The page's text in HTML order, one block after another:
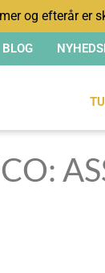
og efterår er
BLOG